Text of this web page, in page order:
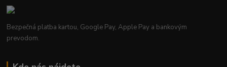
Bezpečná platba kartou, Google Pay, Apple Pay a bankovým
prevodom.